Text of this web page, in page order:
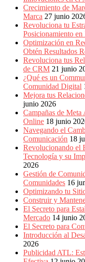
Crecimiento de
Marca 27 junio
Revoluciona tu
Posicionamiento
Optimización en
Obtén Resultados
Revoluciona tus
de CRM 21 junio
¿Qué es un
Comunidad Digital
Mejora tus
junio 2026
Campañas de
Online 18 junio
Navegando el
Comunicación 18
Revolucionando el
Tecnología y su
2026
Gestión de
Comunidades 16
Optimizando tu
Construir y
El Secreto para
Mercado 14 junio
El Secreto para
Introducción al
2026
Publicidad ATL: